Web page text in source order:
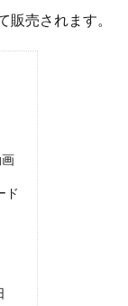
販売されます。
ド